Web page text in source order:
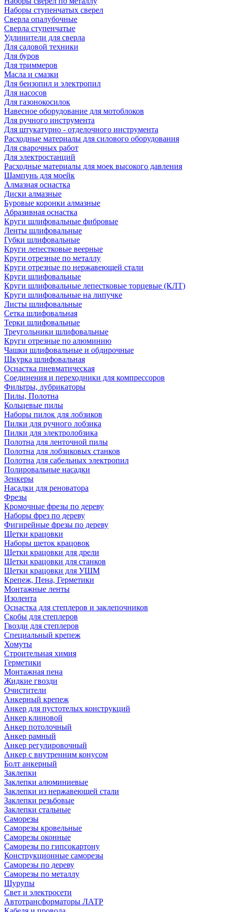
Наборы ступенчатых сверел
Сверла опалубочные
Сверла ступенчатые
Удлинители для сверла
Для садовой техники
Для буров
Для триммеров
Масла и смазки
Для бензопил и электропил
Для насосов
Для газонокосилок
Навесное оборудование для мотоблоков
Для ручного инструмента
Для штукатурно - отделочного инструмента
Расходные материалы для силового оборудования
Для сварочных работ
Для электростанций
Расходные материалы для моек высокого давления
Шампунь для моейк
Алмазная оснастка
Диски алмазные
Буровые коронки алмазные
Абразивная оснастка
Круги шлифовальные фибровые
Ленты шлифовальные
Губки шлифовальные
Круги лепестковые веерные
Круги отрезные по металлу
Круги отрезные по нержавеющей стали
Круги шлифовальные
Круги шлифовальные лепестковые торцевые (КЛТ)
Круги шлифовальные на липучке
Листы шлифовальные
Сетка шлифовальная
Терки шлифовальные
Треугольники шлифовальные
Круги отрезные по алюминию
Чашки шлифовальные и обдирочные
Шкурка шлифовальная
Оснастка пневматическая
Соединения и переходники для компрессоров
Фильтры, лубрикаторы
Пилы, Полотна
Кольцевые пилы
Наборы пилок для лобзиков
Пилки для ручного лобзика
Пилки для электролобзика
Полотна для ленточной пилы
Полотна для лобзиковых станков
Полотна для сабельных электропил
Полировальные насадки
Зенкеры
Насадки для реноватора
Фрезы
Кромочные фрезы по дереву
Наборы фрез по дереву
Фигирейные фрезы по дереву
Щетки крацовки
Наборы щеток крацовок
Щетки крацовки для дрели
Щетки крацовки для станков
Щетки крацовки для УШМ
Крепеж, Пена, Герметики
Монтажные ленты
Изолента
Оснастка для степлеров и заклепочников
Скобы для степлеров
Гвозди для степлеров
Специальный крепеж
Хомуты
Строительная химия
Герметики
Монтажная пена
Жидкие гвозди
Очистители
Анкерный крепеж
Анкер для пустотелых конструкций
Анкер клиновой
Анкер потолочный
Анкер рамный
Анкер регулировочный
Анкер с внутренним конусом
Болт анкерный
Заклепки
Заклепки алюминиевые
Заклепки из нержавеющей стали
Заклепки резьбовые
Заклепки стальные
Саморезы
Саморезы кровельные
Саморезы оконные
Саморезы по гипсокартону
Конструкционные саморезы
Саморезы по дереву
Саморезы по металлу
Шурупы
Свет и электросети
Автотрансформаторы ЛАТР